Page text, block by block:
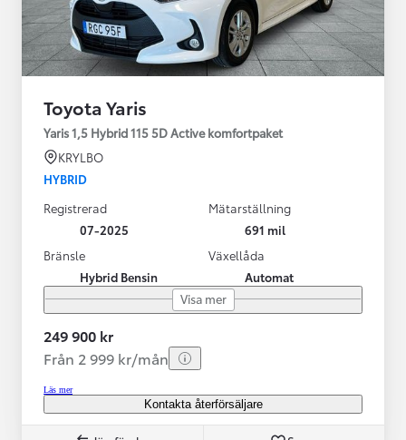
Toyota Yaris
Yaris 1,5 Hybrid 115 5D Active komfortpaket
KRYLBO
HYBRID
Registrerad
07-2025
Mätarställning
691 mil
Bränsle
Hybrid Bensin
Växellåda
Automat
Visa mer
249 900 kr
Från 2 999 kr/mån
Läs mer
Kontakta återförsäljare